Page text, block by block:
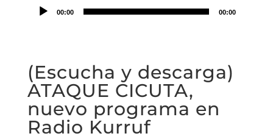
00:00 00:00
(Escucha y descarga)
ATAQUE CICUTA,
nuevo programa en
Radio Kurruf